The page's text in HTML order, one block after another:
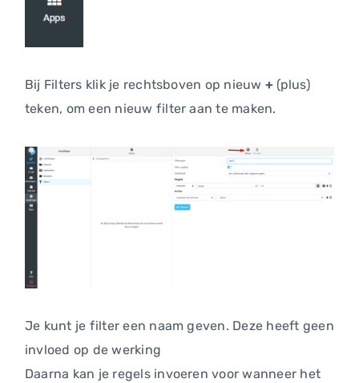
Bij Filters klik je rechtsboven op nieuw + (plus)
teken, om een nieuw filter aan te maken.
Je kunt je filter een naam geven. Deze heeft geen
invloed op de werking
Daarna kan je regels invoeren voor wanneer het